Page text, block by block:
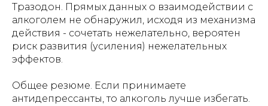
Тразодон. Прямых данных о взаимодействии с
алкоголем не обнаружил, исходя из механизма
действия - сочетать нежелательно, вероятен
риск развития (усиления) нежелательных
эффектов.
Общее резюме. Если принимаете
антидепрессанты, то алкоголь лучше избегать.